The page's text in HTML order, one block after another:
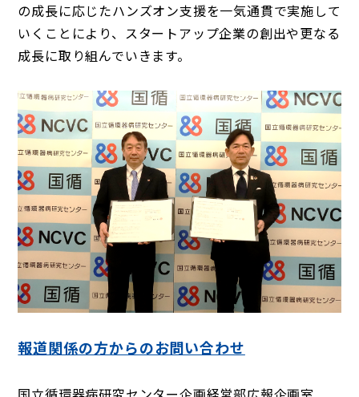
の成長に応じたハンズオン支援を一気通貫で実施して
いくことにより、スタートアップ企業の創出や更なる
成長に取り組んでいきます。
報道関係の方からのお問い合わせ